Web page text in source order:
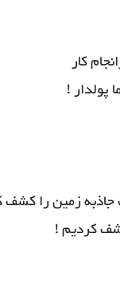
کار
پولدار !
جاذبه زمین را
کردیم !